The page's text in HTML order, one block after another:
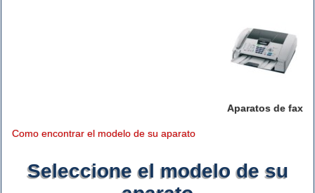
Aparatos de fax
Como encontrar el modelo de su aparato
Seleccione el modelo de su